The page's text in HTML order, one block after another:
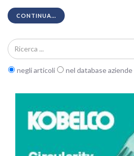
CONTINUA...
negli articoli nel database aziende